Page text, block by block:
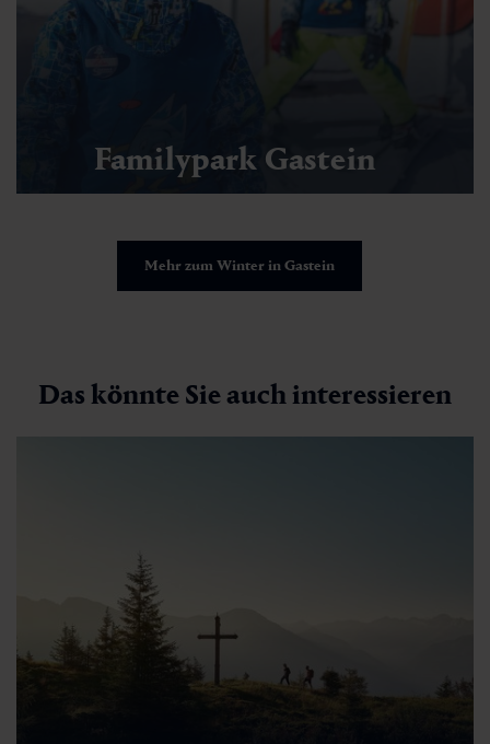
Familypark Gastein
Mehr zum Winter in Gastein
Das könnte Sie auch interessieren